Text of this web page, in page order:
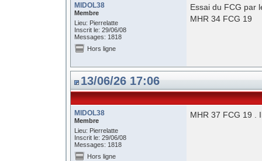
MIDOL38
Membre
Lieu: Pierrelatte
Inscrit le: 29/06/08
Messages: 1818
Essai du FCG par
MHR 34 FCG 19
Hors ligne
13/06/26 17:06
MIDOL38
Membre
Lieu: Pierrelatte
Inscrit le: 29/06/08
Messages: 1818
MHR 37 FCG 19 .
Hors ligne